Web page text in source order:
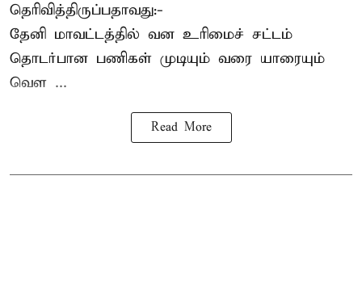
தெரிவித்திருப்பதாவது:-
தேனி மாவட்டத்தில் வன உரிமைச் சட்டம்
தொடர்பான பணிகள் முடியும் வரை யாரையும்
வெள ...
Read More